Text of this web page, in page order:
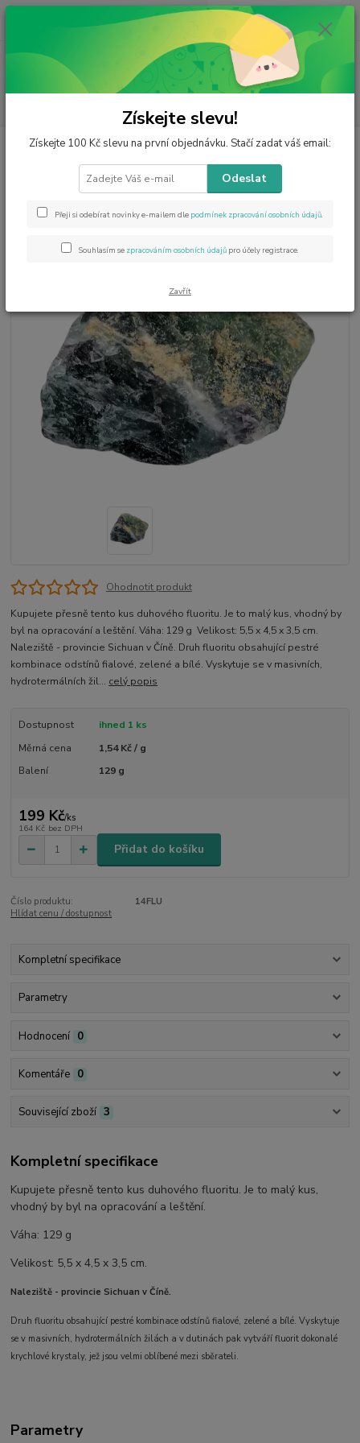
ks
0 Kč
Úvod Minerály od A do Z Fluorit Fluorit surový, přírodní, malý 129 g
Fluorit surový, přírodní, malý 129
Ohodnotit produkt
Kupujete přesně tento kus duhového fluoritu. Je to malý kus, vhodný by
byl na opracování a leštění. Váha: 129 g Velikost: 5,5 x 4,5 x 3,5 cm.
Naleziště - provincie Sichuan v Číně. Druh fluoritu obsahující pestré
kombinace odstínů fialové, zelené a bílé. Vyskytuje se v masivních,
hydrotermálních žil... celý popis
Dostupnost
ihned 1 ks
Měrná cena
1,54 Kč / g
Balení
129 g
199 Kč/ks
164 Kč bez DPH
Přidat do košíku
Číslo produktu:
14FLU
Hlídat cenu / dostupnost
Kompletní specifikace
Parametry
Hodnocení 0
Komentáře 0
Související zboží 3
Kompletní specifikace
Kupujete přesně tento kus duhového fluoritu. Je to malý kus,
vhodný by byl na opracování a leštění.
Váha: 129 g
Velikost: 5,5 x 4,5 x 3,5 cm.
Naleziště - provincie Sichuan v Číně.
Druh fluoritu obsahující pestré kombinace odstínů fialové, zelené a bílé. Vyskytuje
se v masivních, hydrotermálních žilách a v dutinách pak vytváří fluorit dokonalé
krychlové krystaly, jež jsou velmi oblíbené mezi sběrateli.
Parametry
Získejte slevu!
Získejte 100 Kč slevu na první objednávku. Stačí zadat váš email:
Odeslat
Přeji si odebírat novinky e-mailem dle podmínek zpracování osobních údajů.
Souhlasím se zpracováním osobních údajů pro účely registrace.
Zavřít